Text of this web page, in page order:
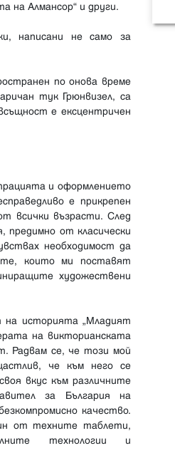
на Алмансор“ и други.
написани не само за
по онова време
тук Грюнвизел, са
е ексцентричен
и оформлението
е прикрепен
всички възрасти. След
от класически
необходимост да
които ми поставят
художествени
на историята „Младият
на викторианската
Радвам се, че този мой
че към него се
вкус към различните
за България на
качество.
от техните таблети,
технологии и